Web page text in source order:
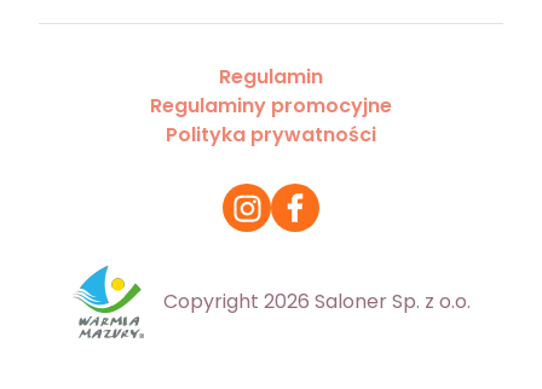
Regulamin
Regulaminy promocyjne
Polityka prywatności
Copyright 2026 Saloner Sp. z o.o.